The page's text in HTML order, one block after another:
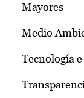
Mayores
Medio
Tecnología